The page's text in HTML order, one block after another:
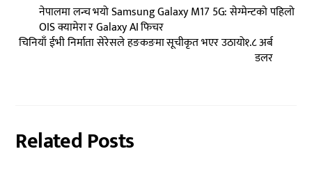
नेपालमा लन्च भयो Samsung Galaxy M17 5G: सेग्मेन्टको पहिलो
OIS क्यामेरा र Galaxy AI फिचर
चिनियाँ ईभी निर्माता सेरेसले हङकङमा सूचीकृत भएर उठायो१.८ अर्ब
डलर
Related Posts